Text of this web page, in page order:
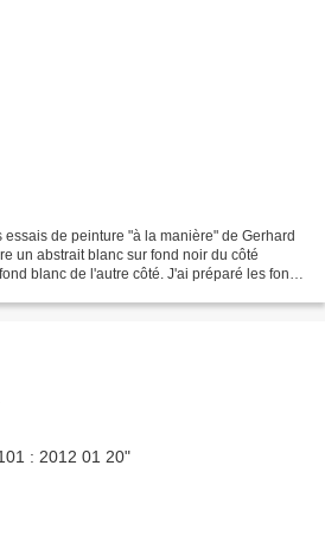
essais de peinture "à la manière" de Gerhard
un abstrait blanc sur fond noir du côté
blanc de l'autre côté. J'ai préparé les fonds